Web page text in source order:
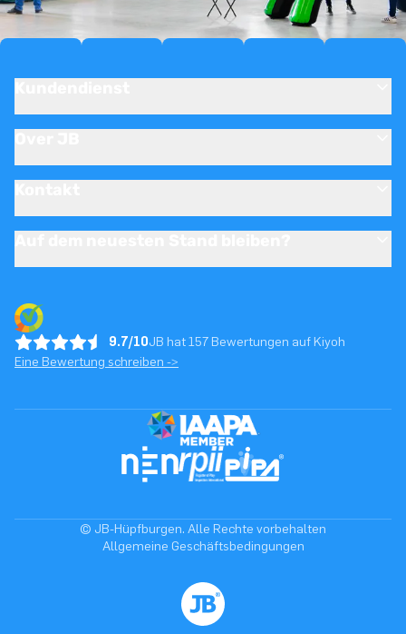
9.7/10JB hat 157 Bewertungen auf Kiyoh
Eine Bewertung schreiben ->
© JB-Hüpfburgen. Alle Rechte vorbehalten
Allgemeine Geschäftsbedingungen